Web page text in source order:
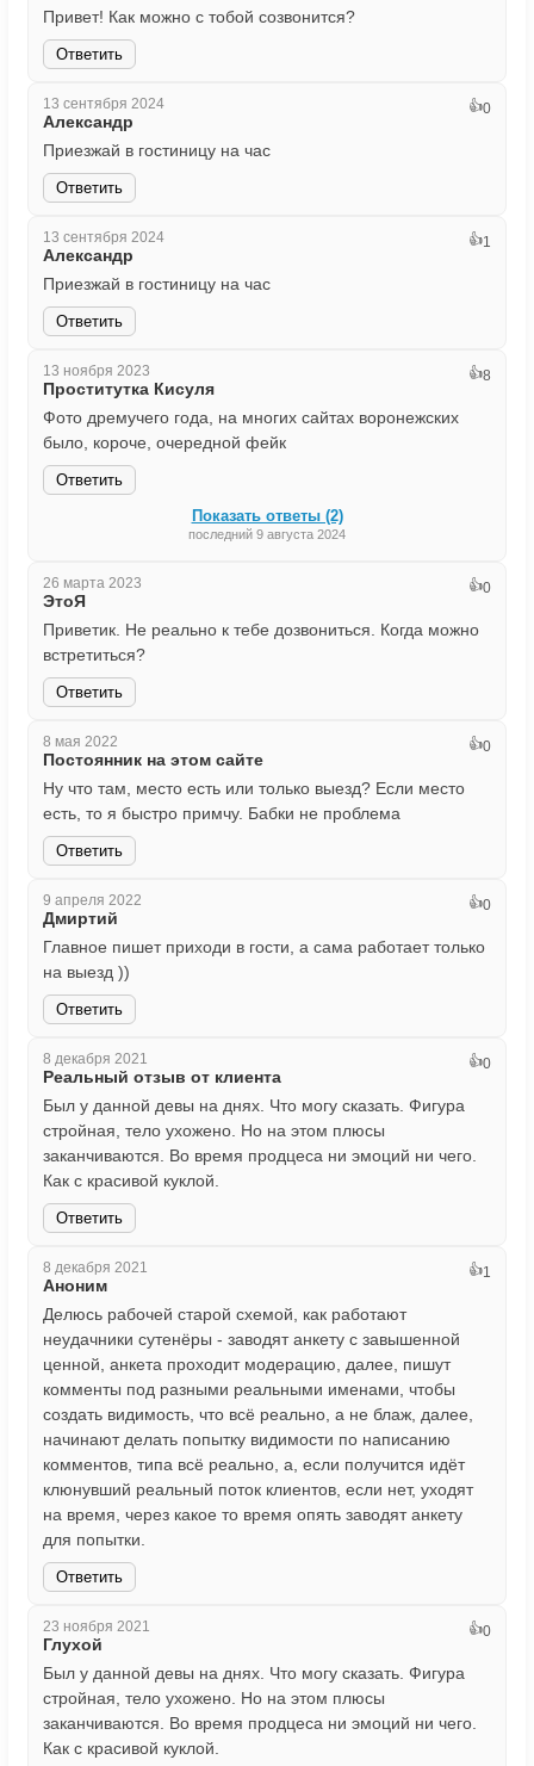
Привет! Как можно с тобой созвонится?
Ответить
13 сентября 2024
Александр
👍0
Приезжай в гостиницу на час
Ответить
13 сентября 2024
Александр
👍1
Приезжай в гостиницу на час
Ответить
13 ноября 2023
Проститутка Кисуля
👍8
Фото дремучего года, на многих сайтах воронежских
было, короче, очередной фейк
Ответить
Показать ответы (2)
последний 9 августа 2024
26 марта 2023
ЭтоЯ
👍0
Приветик. Не реально к тебе дозвониться. Когда можно
встретиться?
Ответить
8 мая 2022
Постоянник на этом сайте
👍0
Ну что там, место есть или только выезд? Если место
есть, то я быстро примчу. Бабки не проблема
Ответить
9 апреля 2022
Дмиртий
👍0
Главное пишет приходи в гости, а сама работает только
на выезд ))
Ответить
8 декабря 2021
Реальный отзыв от клиента
👍0
Был у данной девы на днях. Что могу сказать. Фигура
стройная, тело ухожено. Но на этом плюсы
заканчиваются. Во время продцеса ни эмоций ни чего.
Как с красивой куклой.
Ответить
8 декабря 2021
Аноним
👍1
Делюсь рабочей старой схемой, как работают
неудачники сутенёры - заводят анкету с завышенной
ценной, анкета проходит модерацию, далее, пишут
комменты под разными реальными именами, чтобы
создать видимость, что всё реально, а не блаж, далее,
начинают делать попытку видимости по написанию
комментов, типа всё реально, а, если получится идёт
клюнувший реальный поток клиентов, если нет, уходят
на время, через какое то время опять заводят анкету
для попытки.
Ответить
23 ноября 2021
Глухой
👍0
Был у данной девы на днях. Что могу сказать. Фигура
стройная, тело ухожено. Но на этом плюсы
заканчиваются. Во время продцеса ни эмоций ни чего.
Как с красивой куклой.